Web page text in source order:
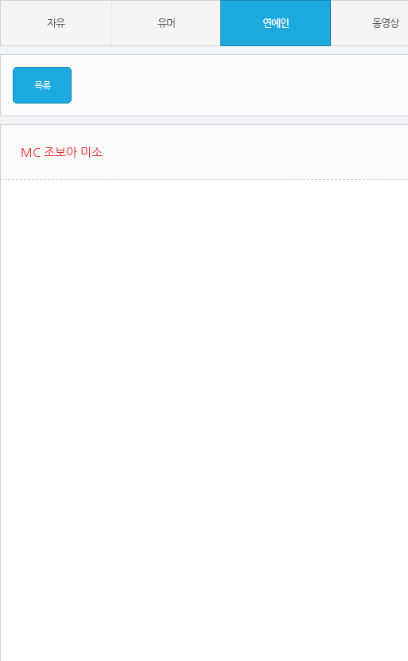
자유 유머 연예인 동영상
목록
MC 조보아 미소